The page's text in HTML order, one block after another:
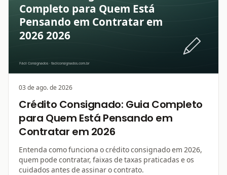
03 de ago. de 2026
Crédito Consignado: Guia Completo
para Quem Está Pensando em
Contratar em 2026
Entenda como funciona o crédito consignado em 2026,
quem pode contratar, faixas de taxas praticadas e os
cuidados antes de assinar o contrato.